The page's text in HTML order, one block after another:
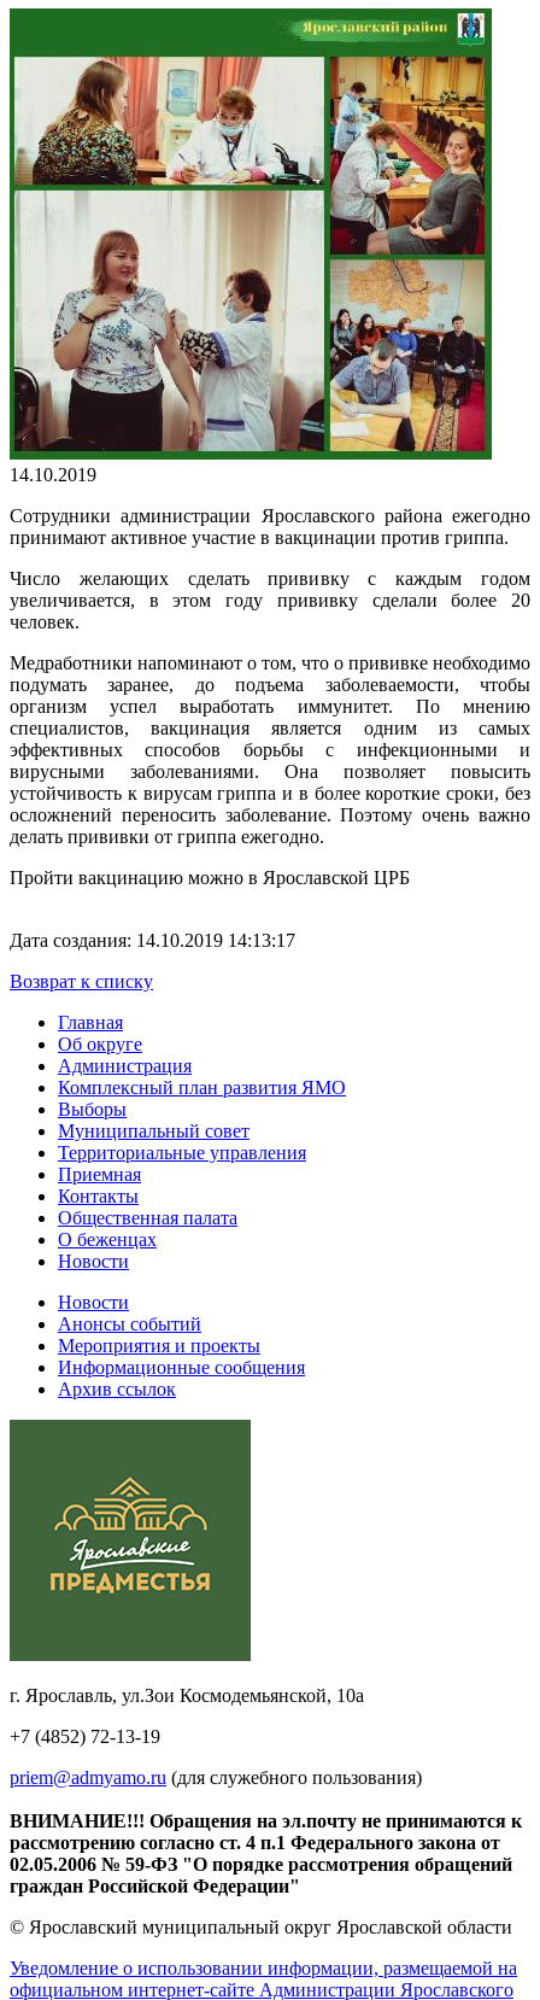
14.10.2019
Сотрудники администрации Ярославского района ежегодно
принимают активное участие в вакцинации против гриппа.
Число желающих сделать прививку с каждым годом
увеличивается, в этом году прививку сделали более 20
человек.
Медработники напоминают о том, что о прививке необходимо
подумать заранее, до подъема заболеваемости, чтобы
организм успел выработать иммунитет. По мнению
специалистов, вакцинация является одним из самых
эффективных способов борьбы с инфекционными и
вирусными заболеваниями. Она позволяет повысить
устойчивость к вирусам гриппа и в более короткие сроки, без
осложнений переносить заболевание. Поэтому очень важно
делать прививки от гриппа ежегодно.
Пройти вакцинацию можно в Ярославской ЦРБ
Дата создания: 14.10.2019 14:13:17
Возврат к списку
Главная
Об округе
Администрация
Комплексный план развития ЯМО
Выборы
Муниципальный совет
Территориальные управления
Приемная
Контакты
Общественная палата
О беженцах
Новости
Новости
Анонсы событий
Мероприятия и проекты
Информационные сообщения
Архив ссылок
г. Ярославль, ул.Зои Космодемьянской, 10а
+7 (4852) 72-13-19
priem@admyamo.ru (для служебного пользования)
ВНИМАНИЕ!!! Обращения на эл.почту не принимаются к
рассмотрению согласно ст. 4 п.1 Федерального закона от
02.05.2006 № 59-ФЗ "О порядке рассмотрения обращений
граждан Российской Федерации"
© Ярославский муниципальный округ Ярославской области
Уведомление о использовании информации, размещаемой на
официальном интернет-сайте Администрации Ярославского